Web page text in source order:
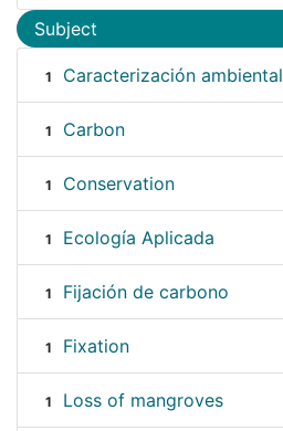
Subject
1 Caracterización ambiental
1 Carbon
1 Conservation
1 Ecología Aplicada
1 Fijación de carbono
1 Fixation
1 Loss of mangroves